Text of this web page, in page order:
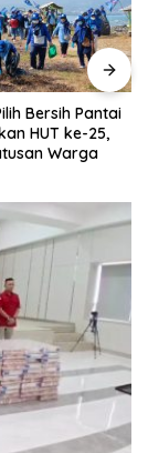
Bersih Pantai
HUT ke-25,
Warga